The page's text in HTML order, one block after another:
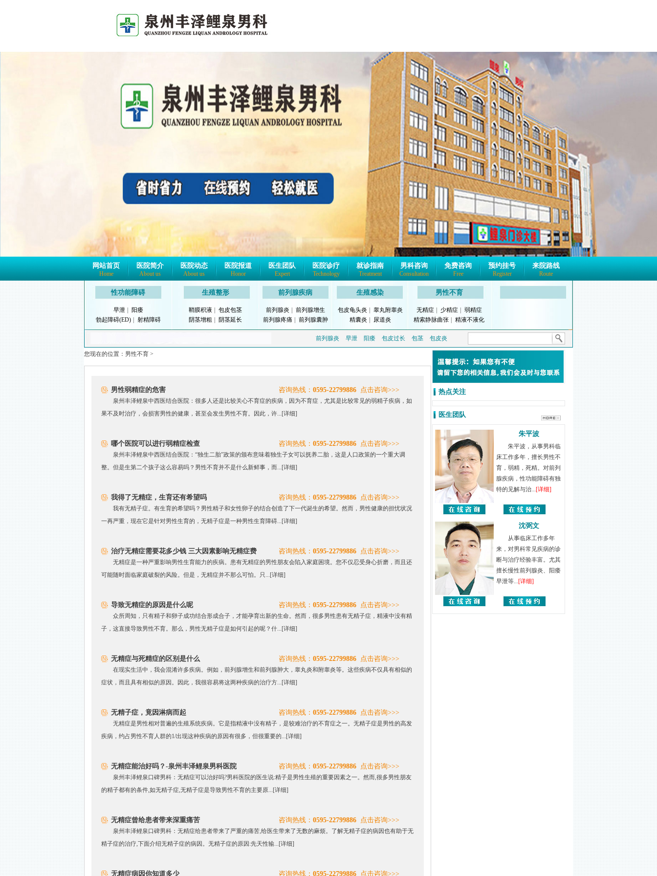
网站首页
Home
医院简介
About us
医院动态
About us
医院报道
Honor
医生团队
Expert
医院诊疗
Technology
就诊指南
Treatment
男科咨询
Consultation
免费咨询
Free
预约挂号
Register
来院路线
Route
性功能障碍
早泄
阳痿
勃起障碍(ED)
射精障碍
生殖整形
鞘膜积液
包皮包茎
阴茎增粗
阴茎延长
前列腺疾病
前列腺炎
前列腺增生
前列腺疼痛
前列腺囊肿
生殖感染
包皮龟头炎
睾丸附睾炎
精囊炎
尿道炎
男性不育
无精症 少精症
弱精症
精索静脉曲张
精液不液化
前列腺炎 早泄 阳痿 包皮过长 包茎 包皮炎
您现在的位置： 男性不育 >
男性弱精症的危害 咨询热线： 0595-22799886 点击咨询>>>
泉州丰泽鲤泉中西医结合医院：很多人还是比较关心不育症的疾病，因为不育症，尤其是比较常见的弱精子疾病，如
果不及时治疗，会损害男性的健康，甚至会发生男性不育。因此，许... [详细]
哪个医院可以进行弱精症检查 咨询热线： 0595-22799886 点击咨询>>>
泉州丰泽鲤泉中西医结合医院：“独生二胎”政策的颁布意味着独生子女可以抚养二胎，这是人口政策的一个重大调
整。但是生第二个孩子这么容易吗？男性不育并不是什么新鲜事，而... [详细]
我得了无精症，生育还有希望吗 咨询热线： 0595-22799886 点击咨询>>>
我有无精子症。有生育的希望吗？男性精子和女性卵子的结合创造了下一代诞生的希望。然而，男性健康的担忧状况
一再严重，现在它是针对男性生育的，无精子症是一种男性生育障碍... [详细]
治疗无精症需要花多少钱 三大因素影响无精症费 咨询热线： 0595-22799886 点击咨询>>>
无精症是一种严重影响男性生育能力的疾病。患有无精症的男性朋友会陷入家庭困境。您不仅忍受身心折磨，而且还
可能随时面临家庭破裂的风险。但是，无精症并不那么可怕。只... [详细]
导致无精症的原因是什么呢 咨询热线： 0595-22799886 点击咨询>>>
众所周知，只有精子和卵子成功结合形成合子，才能孕育出新的生命。然而，很多男性患有无精子症，精液中没有精
子，这直接导致男性不育。那么，男性无精子症是如何引起的呢？什... [详细]
无精症与死精症的区别是什么 咨询热线： 0595-22799886 点击咨询>>>
在现实生活中，我会混淆许多疾病。例如，前列腺增生和前列腺肿大，睾丸炎和附睾炎等。这些疾病不仅具有相似的
症状，而且具有相似的原因。因此，我很容易将这两种疾病的治疗方... [详细]
无精子症，竟因淋病而起 咨询热线： 0595-22799886 点击咨询>>>
无精症是男性相对普遍的生殖系统疾病。它是指精液中没有精子，是较难治疗的不育症之一。无精子症是男性的高发
疾病，约占男性不育人群的1/出现这种疾病的原因有很多，但很重要的... [详细]
无精症能治好吗？-泉州丰泽鲤泉男科医院 咨询热线： 0595-22799886 点击咨询>>>
泉州丰泽鲤泉口碑男科：无精症可以治好吗?男科医院的医生说:精子是男性生殖的重要因素之一。然而,很多男性朋友
的精子都有的条件,如无精子症,无精子症是导致男性不育的主要原... [详细]
无精症曾给患者带来深重痛苦 咨询热线： 0595-22799886 点击咨询>>>
泉州丰泽鲤泉口碑男科：无精症给患者带来了严重的痛苦,给医生带来了无数的麻烦。了解无精子症的病因也有助于无
精子症的治疗,下面介绍无精子症的病因。无精子症的原因:先天性输... [详细]
无精症病因你知道多少 咨询热线： 0595-22799886 点击咨询>>>
热点关注
医生团队
朱平波
朱平波，从事男科临
床工作多年，擅长男性不
育，弱精，死精。对前列
腺疾病，性功能障碍有独
特的见解与治...[详细]
沈弼文
从事临床工作多年
来，对男科常见疾病的诊
断与治疗经验丰富。尤其
擅长慢性前列腺炎、阳痿
早泄等...[详细]